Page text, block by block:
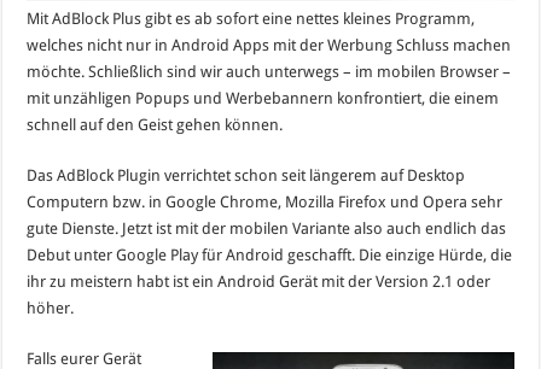
Mit AdBlock Plus gibt es ab sofort eine nettes kleines Programm,
welches nicht nur in Android Apps mit der Werbung Schluss machen
möchte. Schließlich sind wir auch unterwegs – im mobilen Browser –
mit unzähligen Popups und Werbebannern konfrontiert, die einem
schnell auf den Geist gehen können.
Das AdBlock Plugin verrichtet schon seit längerem auf Desktop
Computern bzw. in Google Chrome, Mozilla Firefox und Opera sehr
gute Dienste. Jetzt ist mit der mobilen Variante also auch endlich das
Debut unter Google Play für Android geschafft. Die einzige Hürde, die
ihr zu meistern habt ist ein Android Gerät mit der Version 2.1 oder
höher.
Falls eurer Gerät